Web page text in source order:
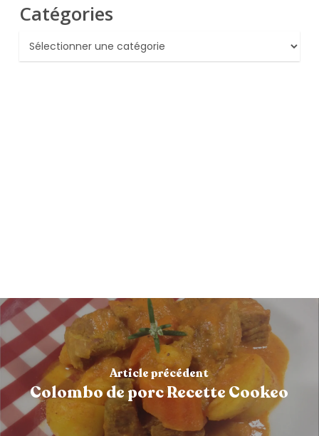
Catégories
Catégories
Article précédent
Colombo de porc Recette Cookeo